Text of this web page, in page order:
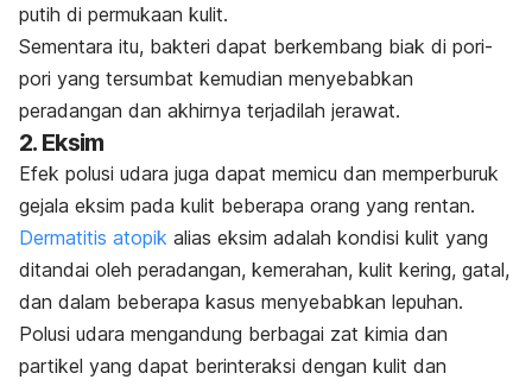
putih di permukaan kulit.
Sementara itu, bakteri dapat berkembang biak di pori-
pori yang tersumbat kemudian menyebabkan
peradangan dan akhirnya terjadilah jerawat.
2. Eksim
Efek polusi udara juga dapat memicu dan memperburuk
gejala eksim pada kulit beberapa orang yang rentan.
Dermatitis atopik alias eksim adalah kondisi kulit yang
ditandai oleh peradangan, kemerahan, kulit kering, gatal,
dan dalam beberapa kasus menyebabkan lepuhan.
Polusi udara mengandung berbagai zat kimia dan
partikel yang dapat berinteraksi dengan kulit dan